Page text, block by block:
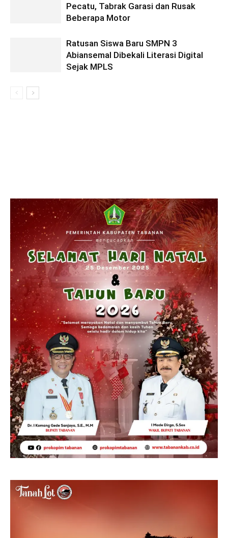
Pecatu, Tabrak Garasi dan Rusak
Beberapa Motor
Ratusan Siswa Baru SMPN 3
Abiansemal Dibekali Literasi Digital
Sejak MPLS